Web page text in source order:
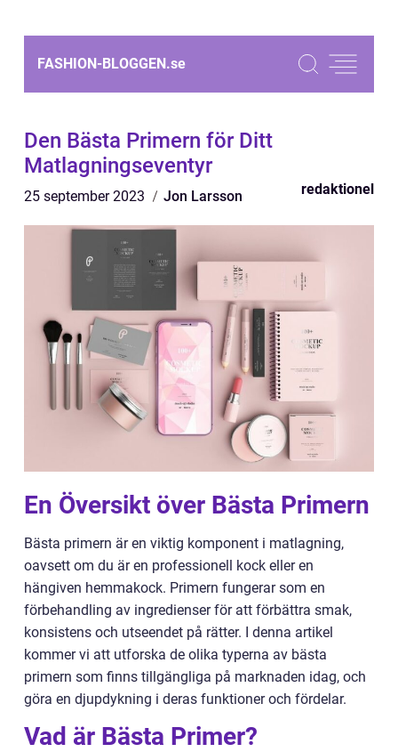
FASHION-BLOGGEN.se
Den Bästa Primern för Ditt
Matlagningseventyr
25 september 2023 Jon Larsson redaktionel
En Översikt över Bästa Primern
Bästa primern är en viktig komponent i matlagning,
oavsett om du är en professionell kock eller en
hängiven hemmakock. Primern fungerar som en
förbehandling av ingredienser för att förbättra smak,
konsistens och utseendet på rätter. I denna artikel
kommer vi att utforska de olika typerna av bästa
primern som finns tillgängliga på marknaden idag, och
göra en djupdykning i deras funktioner och fördelar.
Vad är Bästa Primer?